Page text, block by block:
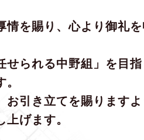
情を賜り、心より御礼
せられる中野組」を目
お引き立てを賜ります
げます。